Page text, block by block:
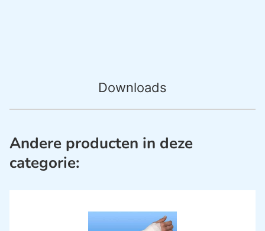
Downloads
Andere producten in deze
categorie: